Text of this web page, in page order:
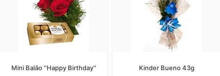
Mini Balão ''Happy Birthday'' Kinder Bueno 43g